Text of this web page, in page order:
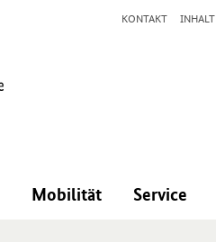
KONTAKT INHALT
Mobilität Service